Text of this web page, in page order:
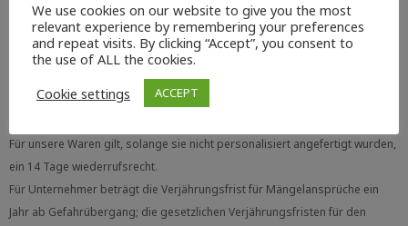
Konto mit PIN/TAN-Verfahren verfügen, sich entsprechend legitimieren und
die Zahlungsanweisung an uns bestätigen. Weitere Hinweise erhalten Sie
beim Bestellvorgang. Die Zahlungstransaktion wird unmittelbar danach
von SOFORT Überweisung durchgeführt und Ihr Konto belastet.
Für unsere Waren gilt, solange sie nicht personalisiert angefertigt wurden,
ein 14 Tage wiederrufsrecht.
Für Unternehmer beträgt die Verjährungsfrist für Mängelansprüche ein
Jahr ab Gefahrübergang; die gesetzlichen Verjährungsfristen für den
We use cookies on our website to give you the most
relevant experience by remembering your preferences
and repeat visits. By clicking “Accept”, you consent to
the use of ALL the cookies.
Cookie settings
ACCEPT